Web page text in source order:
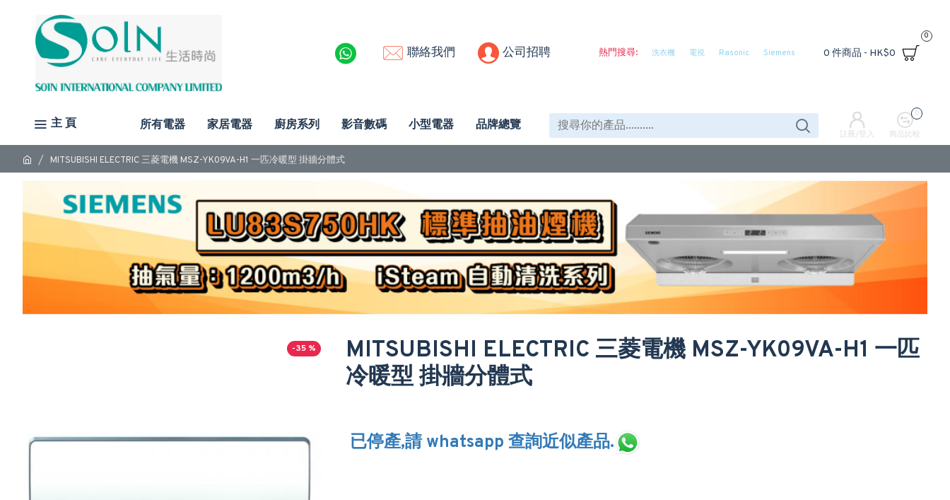
聯絡我們 公司招聘 熱門搜尋: 洗衣機 電視 Rasonic Siemens 0 件商品 - HK$0
0
主 頁 所有電器 家居電器 廚房系列 影音數碼 小型電器 品牌總覽
註冊/登入 商品比較
0
MITSUBISHI ELECTRIC 三菱電機 MSZ-YK09VA-H1 一匹冷暖型 掛牆分體式
-35 %
MITSUBISHI ELECTRIC 三菱電機 MSZ-YK09VA-H1 一匹
冷暖型 掛牆分體式
已停產,請 whatsapp 查詢近似產品.